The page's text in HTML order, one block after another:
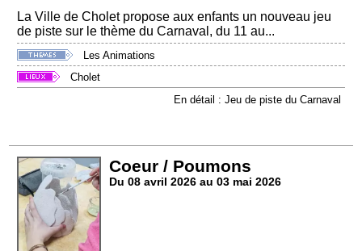
La Ville de Cholet propose aux enfants un nouveau jeu
de piste sur le thème du Carnaval, du 11 au...
Les Animations
Cholet
En détail : Jeu de piste du Carnaval
Coeur / Poumons
Du 08 avril 2026 au 03 mai 2026